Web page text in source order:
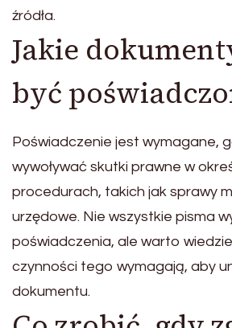
źródła.
Jakie
być
Poświadczenie jest wymagane,
wywoływać skutki prawne w
procedurach, takich jak sprawy
urzędowe. Nie wszystkie pisma
poświadczenia, ale warto
czynności tego wymagają, aby
dokumentu.